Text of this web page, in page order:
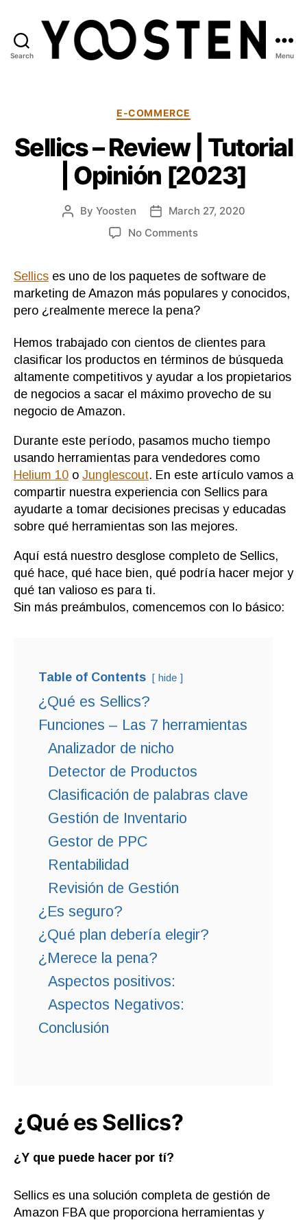
Search Menu
Categories
E-COMMERCE
Sellics – Review | Tutorial
| Opinión [2023]
Post
By Yoosten
PostMarch 27, 2020
No Commentson
Review
|
Tutorial
Opinión
[2023]
Sellics es uno de los paquetes de software de
marketing de Amazon más populares y conocidos,
pero ¿realmente merece la pena?
Hemos trabajado con cientos de clientes para
clasificar los productos en términos de búsqueda
altamente competitivos y ayudar a los propietarios
de negocios a sacar el máximo provecho de su
negocio de Amazon.
Durante este período, pasamos mucho tiempo
usando herramientas para vendedores como
Helium 10 o Junglescout. En este artículo vamos a
compartir nuestra experiencia con Sellics para
ayudarte a tomar decisiones precisas y educadas
sobre qué herramientas son las mejores.
Aquí está nuestro desglose completo de Sellics,
qué hace, qué hace bien, qué podría hacer mejor y
qué tan valioso es para ti.
Sin más preámbulos, comencemos con lo básico:
Table of Contents hide
¿Qué es Sellics?
Funciones – Las 7 herramientas
Analizador de nicho
Detector de Productos
Clasificación de palabras clave
Gestión de Inventario
Gestor de PPC
Rentabilidad
Revisión de Gestión
¿Es seguro?
¿Qué plan debería elegir?
¿Merece la pena?
Aspectos positivos:
Aspectos Negativos:
Conclusión
¿Qué es Sellics?
¿Y que puede hacer por tí?
Sellics es una solución completa de gestión de
Amazon FBA que proporciona herramientas y